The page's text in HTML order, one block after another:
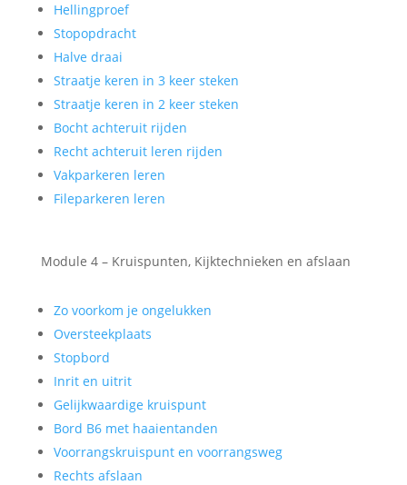
Hellingproef
Stopopdracht
Halve draai
Straatje keren in 3 keer steken
Straatje keren in 2 keer steken
Bocht achteruit rijden
Recht achteruit leren rijden
Vakparkeren leren
Fileparkeren leren
Module 4 – Kruispunten, Kijktechnieken en afslaan
Zo voorkom je ongelukken
Oversteekplaats
Stopbord
Inrit en uitrit
Gelijkwaardige kruispunt
Bord B6 met haaientanden
Voorrangskruispunt en voorrangsweg
Rechts afslaan